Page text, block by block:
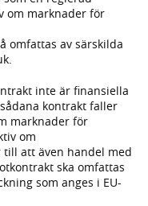
om marknader för
omfattas av särskilda
inte är finansiella
kontrakt faller
marknader för
om
till att även handel med
ska omfattas
som anges i EU-